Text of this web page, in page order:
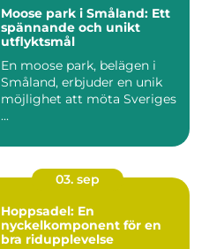
Moose park i Småland: Ett
spännande och unikt
utflyktsmål
En moose park, belägen i
Småland, erbjuder en unik
möjlighet att möta Sveriges
...
03. sep
Hoppsadel: En
nyckelkomponent för en
bra ridupplevelse